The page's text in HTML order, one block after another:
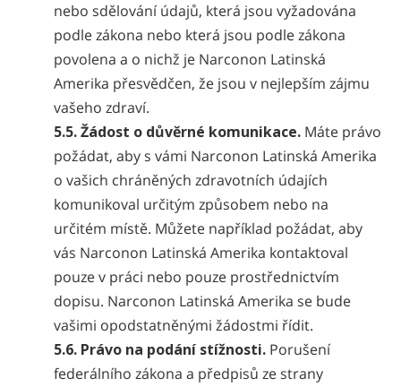
nebo sdělování údajů, která jsou vyžadována
podle zákona nebo která jsou podle zákona
povolena a o nichž je Narconon Latinská
Amerika přesvědčen, že jsou v nejlepším zájmu
vašeho zdraví.
5.5. Žádost o důvěrné komunikace. Máte právo
požádat, aby s vámi Narconon Latinská Amerika
o vašich chráněných zdravotních údajích
komunikoval určitým způsobem nebo na
určitém místě. Můžete například požádat, aby
vás Narconon Latinská Amerika kontaktoval
pouze v práci nebo pouze prostřednictvím
dopisu. Narconon Latinská Amerika se bude
vašimi opodstatněnými žádostmi řídit.
5.6. Právo na podání stížnosti. Porušení
federálního zákona a předpisů ze strany